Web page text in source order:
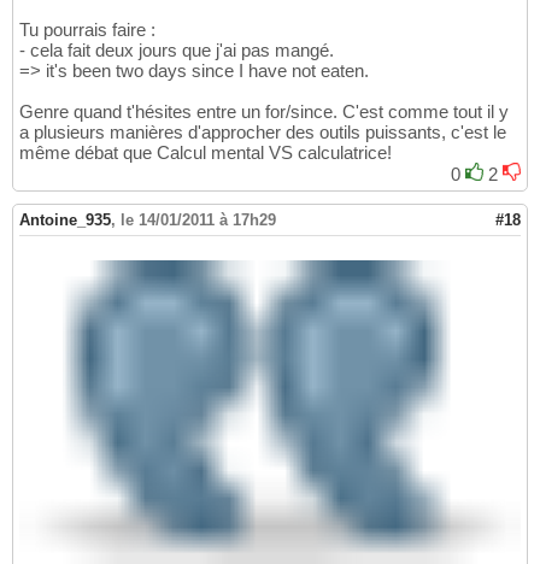
Tu pourrais faire :
- cela fait deux jours que j'ai pas mangé.
=> it's been two days since I have not eaten.
Genre quand t'hésites entre un for/since. C'est comme tout il y
a plusieurs manières d'approcher des outils puissants, c'est le
même débat que Calcul mental VS calculatrice!
0
2
Antoine_935, le 14/01/2011 à 17h29 #18